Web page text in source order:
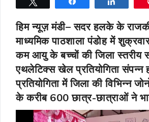
हिम न्यूज़ मंडी– सदर हलके के
माध्यमिक पाठशाला पंडोह में
कम आयु के बच्चों की जिला स्तरीय
एथलेटिक्स खेल प्रतियोगिता संपन्न
प्रतियोगिता में जिला की विभिन्न
के करीब 600 छात्र-छात्राओं ने